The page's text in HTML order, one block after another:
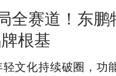
全赛道！东鹏
根基
文化持续破圈，功